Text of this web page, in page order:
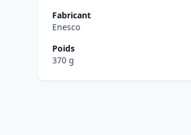
Fabricant
Enesco
Poids
370 g